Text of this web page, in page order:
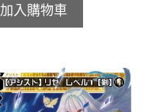
加入購物車